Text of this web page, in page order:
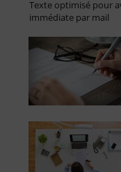
Texte optimisé pour
immédiate par mail